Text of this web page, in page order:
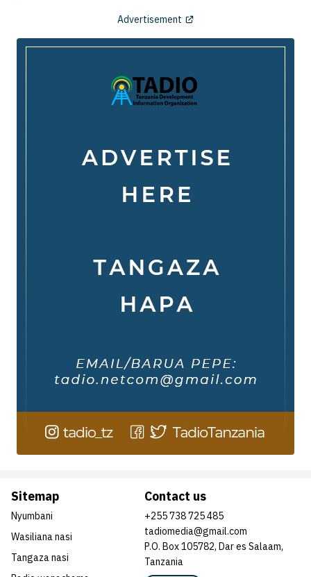
Advertisement
Sitemap
Nyumbani
Wasiliana nasi
Tangaza nasi
Contact us
+255 738 725 485
tadiomedia@gmail.com
P.O. Box 105782, Dar es Salaam,
Tanzania